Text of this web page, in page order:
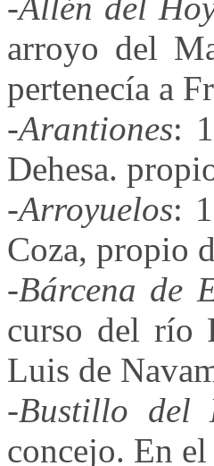
arroyo del
pertenecía a
-Arantiones:
Dehesa.
-Arroyuelos:
Coza, propio
-Bárcena de
curso del río
Luis de
-Bustillo del
concejo. En